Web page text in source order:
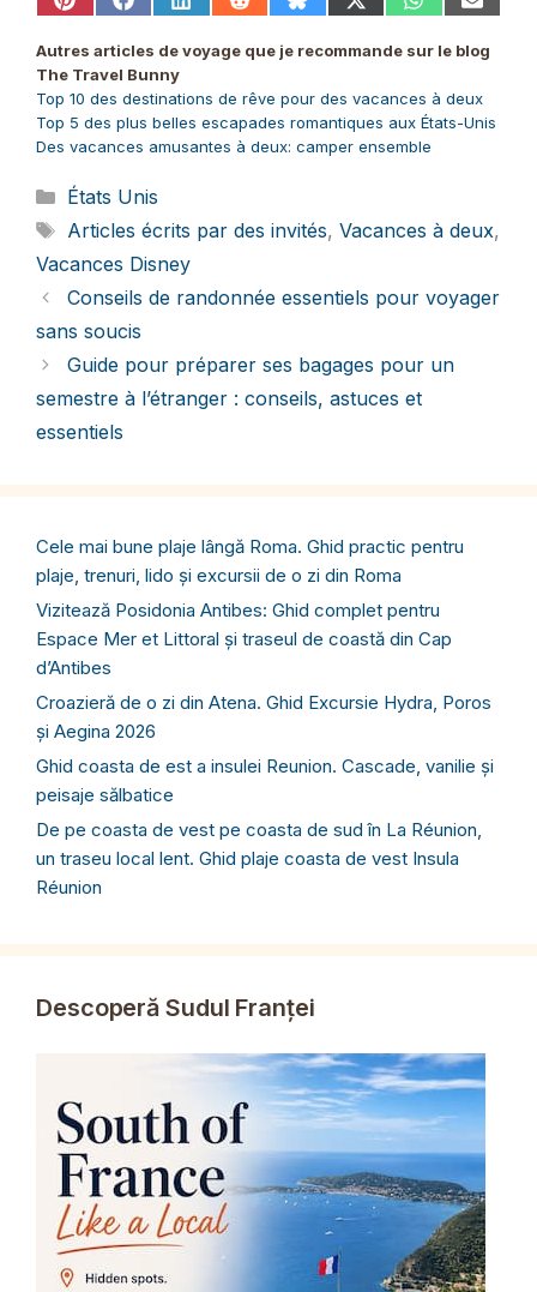
Share
Pinterest
Share
Facebook
Share
LinkedIn
Share
Reddit
Share
Bluesky
Share
X
(Twitter)
Share
WhatsApp
Share
Email
Autres articles de voyage que je recommande sur le blog
The Travel Bunny
Top 10 des destinations de rêve pour des vacances à deux
Top 5 des plus belles escapades romantiques aux États-Unis
Des vacances amusantes à deux: camper ensemble
Catégories
États Unis
Étiquettes
Articles écrits par des invités, Vacances à deux,
Vacances Disney
Conseils de randonnée essentiels pour voyager
sans soucis
Guide pour préparer ses bagages pour un
semestre à l’étranger : conseils, astuces et
essentiels
Cele mai bune plaje lângă Roma. Ghid practic pentru
plaje, trenuri, lido și excursii de o zi din Roma
Vizitează Posidonia Antibes: Ghid complet pentru
Espace Mer et Littoral și traseul de coastă din Cap
d’Antibes
Croazieră de o zi din Atena. Ghid Excursie Hydra, Poros
și Aegina 2026
Ghid coasta de est a insulei Reunion. Cascade, vanilie și
peisaje sălbatice
De pe coasta de vest pe coasta de sud în La Réunion,
un traseu local lent. Ghid plaje coasta de vest Insula
Réunion
Descoperă Sudul Franței